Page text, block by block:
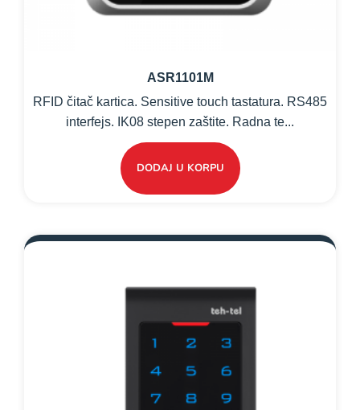
ASR1101M
RFID čitač kartica. Sensitive touch tastatura. RS485
interfejs. IK08 stepen zaštite. Radna te...
DODAJ U KORPU